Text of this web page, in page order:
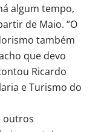
algum tempo,
de Maio. “O
também
que devo
Ricardo
e Turismo do
outros